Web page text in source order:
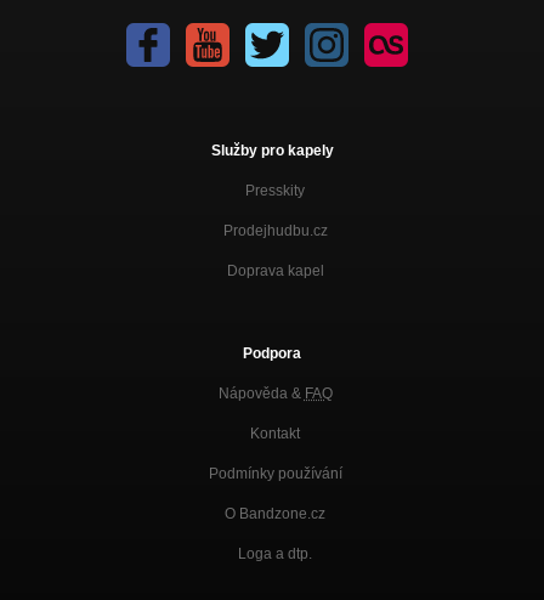
Služby pro kapely
Presskity
Prodejhudbu.cz
Doprava kapel
Podpora
Nápověda & FAQ
Kontakt
Podmínky používání
O Bandzone.cz
Loga a dtp.